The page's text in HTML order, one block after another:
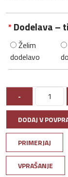
* Dodelava –
Želim
dodelavo
-
DODAJ V
PRIMERJAJ
VPRAŠANJE